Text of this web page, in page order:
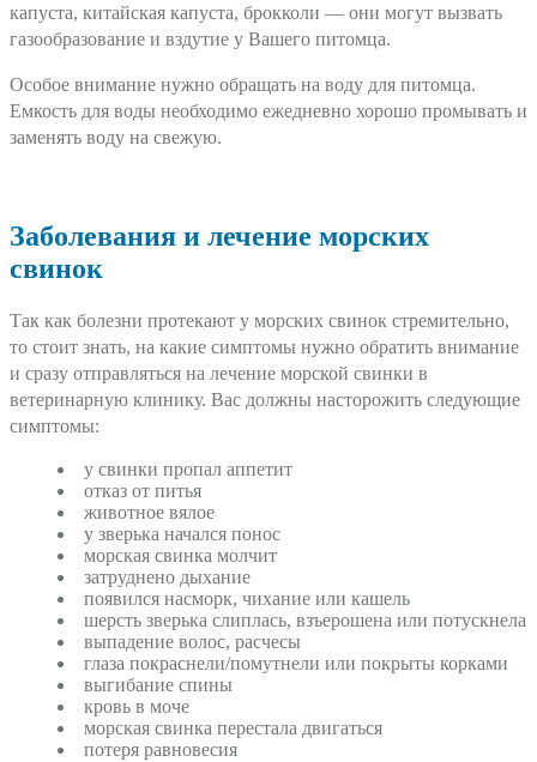
капуста, китайская капуста, брокколи — они могут вызвать
газообразование и вздутие у Вашего питомца.
Особое внимание нужно обращать на воду для питомца.
Емкость для воды необходимо ежедневно хорошо промывать и
заменять воду на свежую.
Заболевания и лечение морских
свинок
Так как болезни протекают у морских свинок стремительно,
то стоит знать, на какие симптомы нужно обратить внимание
и сразу отправляться на лечение морской свинки в
ветеринарную клинику. Вас должны насторожить следующие
симптомы:
у свинки пропал аппетит
отказ от питья
животное вялое
у зверька начался понос
морская свинка молчит
затруднено дыхание
появился насморк, чихание или кашель
шерсть зверька слиплась, взъерошена или потускнела
выпадение волос, расчесы
глаза покраснели/помутнели или покрыты корками
выгибание спины
кровь в моче
морская свинка перестала двигаться
потеря равновесия